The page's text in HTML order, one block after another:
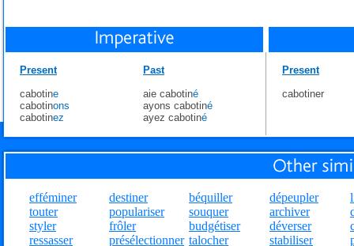
Present
cabotine
cabotinons
cabotinez
Past
aie cabotiné
ayons cabotiné
ayez cabotiné
Present
cabotiner
efféminer
touter
styler
ressasser
destiner
populariser
frôler
présélectionner
béquiller
souquer
budgétiser
talocher
dépeupler
archiver
déverser
stabiliser